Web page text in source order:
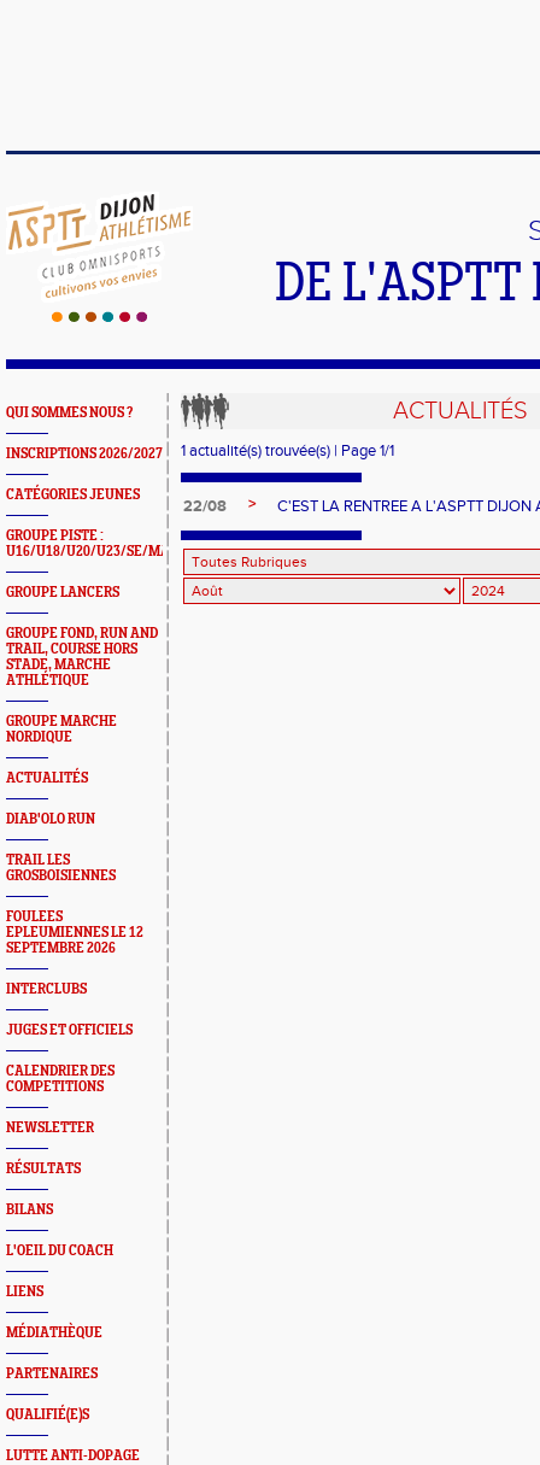
DE
QUI SOMMES NOUS ?
INSCRIPTIONS 2026/2027
CATÉGORIES JEUNES
GROUPE PISTE :
U16/U18/U20/U23/SE/MASTERS
GROUPE LANCERS
GROUPE FOND, RUN AND
TRAIL, COURSE HORS
STADE, MARCHE
ATHLÉTIQUE
GROUPE MARCHE
NORDIQUE
ACTUALITÉS
DIAB'OLO RUN
TRAIL LES
GROSBOISIENNES
FOULEES
EPLEUMIENNES LE 12
SEPTEMBRE 2026
INTERCLUBS
JUGES ET OFFICIELS
CALENDRIER DES
COMPETITIONS
NEWSLETTER
RÉSULTATS
BILANS
L'OEIL DU COACH
LIENS
MÉDIATHÈQUE
PARTENAIRES
QUALIFIÉ(E)S
LUTTE ANTI-DOPAGE
ACTUALITÉS
1 actualité(s) trouvée(s) | Page 1/1
22/08 > C'EST LA RENTREE A L'ASPTT DIJON